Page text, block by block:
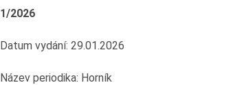
1/2026
Datum vydání: 29.01.2026
Název periodika: Horník